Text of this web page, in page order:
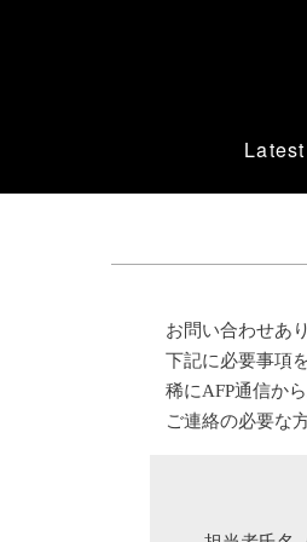
Latest
お問い合わせあ
下記に必要事項
稀にAFP通信か
ご連絡の必要な